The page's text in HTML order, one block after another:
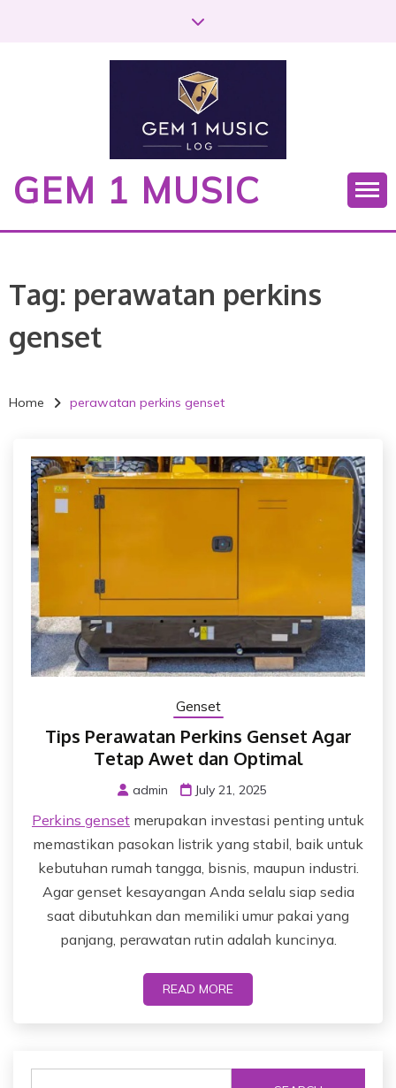
GEM 1 MUSIC
Tag: perawatan perkins
genset
Home perawatan perkins genset
Genset
Tips Perawatan Perkins Genset Agar
Tetap Awet dan Optimal
admin July 21, 2025
Perkins genset merupakan investasi penting untuk
memastikan pasokan listrik yang stabil, baik untuk
kebutuhan rumah tangga, bisnis, maupun industri.
Agar genset kesayangan Anda selalu siap sedia
saat dibutuhkan dan memiliki umur pakai yang
panjang, perawatan rutin adalah kuncinya.
READ MORE